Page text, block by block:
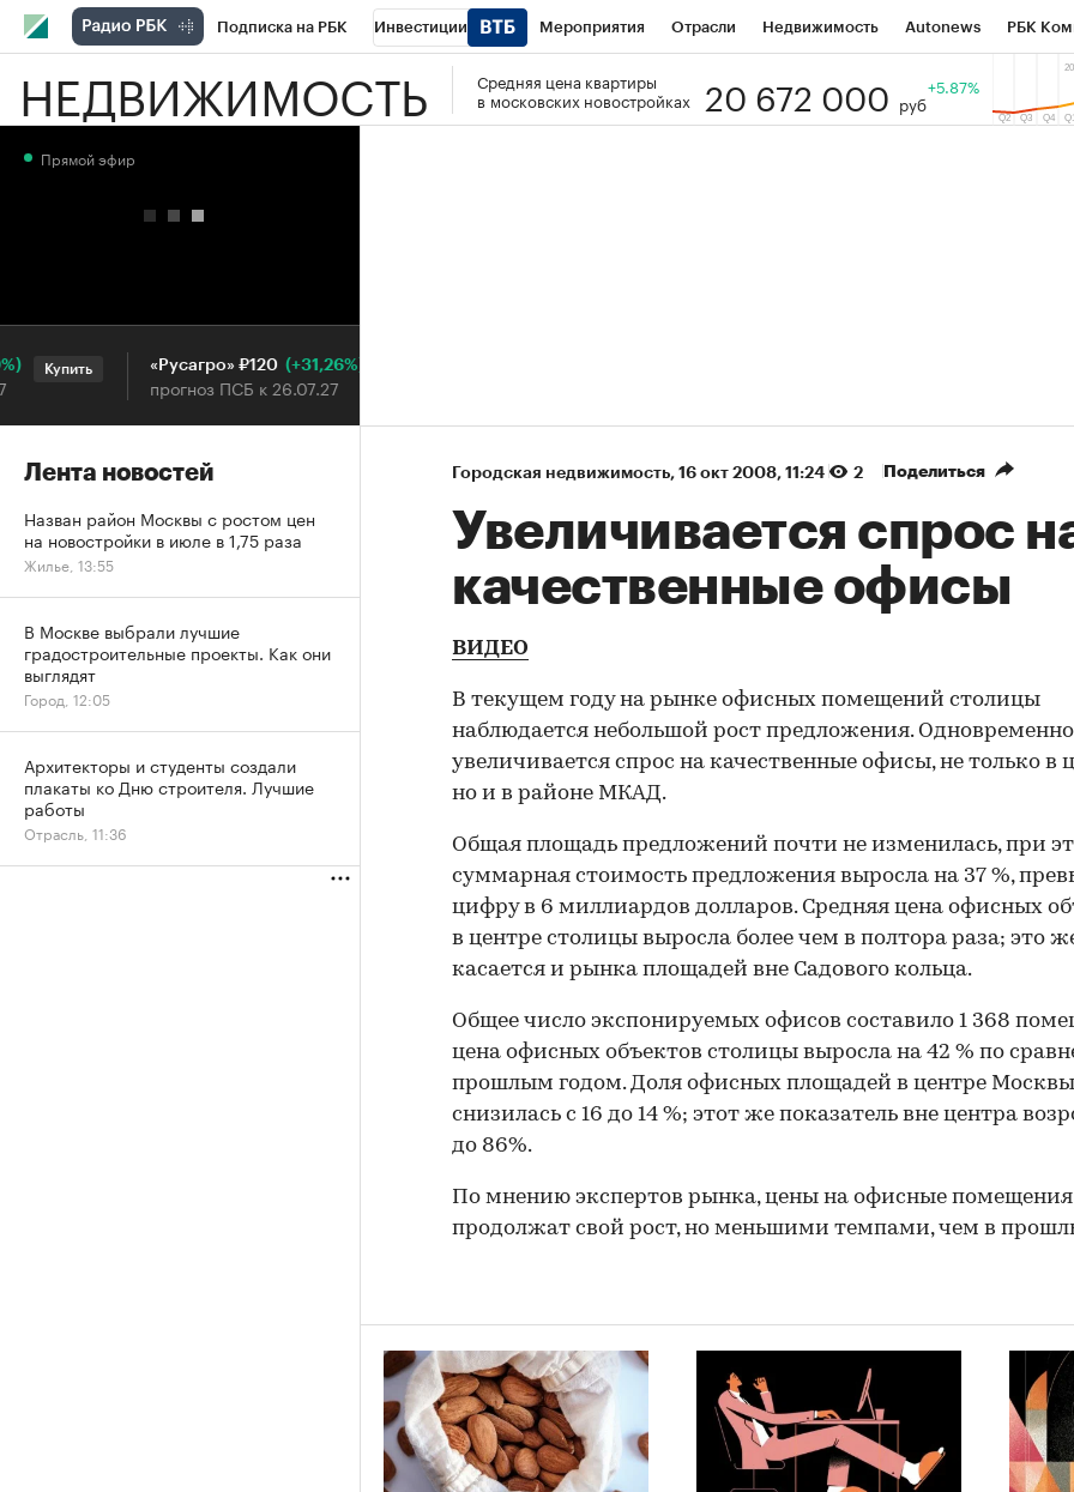
Подписка на РБК Инвестиции Мероприятия Отрасли Недвижимость Autonews РБК
РБК Вино Спорт Школа управления РБК РБК Образование Тренды
НЕДВИЖИМОСТЬ
Средняя цена квартиры
в московских новостройках
20 672 000 руб
+5.87%
Городская недвижимость⁠, 16 окт 2008, 11:24 2 Поделиться
Увеличивается спрос
качественные офисы
ВИДЕО
В текущем году на рынке офисных помещений столицы
наблюдается небольшой рост предложения. Одновременно
увеличивается спрос на качественные офисы, не только в
но и в районе МКАД.
Общая площадь предложений почти не изменилась, при
суммарная стоимость предложения выросла на 37 %,
цифру в 6 миллиардов долларов. Средняя цена офисных
в центре столицы выросла более чем в полтора раза; это
касается и рынка площадей вне Садового кольца.
Общее число экспонируемых офисов составило 1 368
цена офисных объектов столицы выросла на 42 % по
прошлым годом. Доля офисных площадей в центре Москвы
снизилась с 16 до 14 %; этот же показатель вне центра
до 86%.
По мнению экспертов рынка, цены на офисные помещения
продолжат свой рост, но меньшими темпами, чем в
Прямой эфир
Купить «Русагро» ₽120 (+31,26%)
прогноз ПСБ к 26.07.27
Купить
Лента новостей
Назван район Москвы с ростом цен
на новостройки в июле в 1,75 раза
Жилье, 13:55
В Москве выбрали лучшие
градостроительные проекты. Как они
выглядят
Город, 12:05
Архитекторы и студенты создали
плакаты ко Дню строителя. Лучшие
работы
Отрасль, 11:36